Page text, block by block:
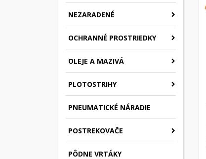
NEZARADENÉ
OCHRANNÉ PROSTRIEDKY
OLEJE A MAZIVÁ
PLOTOSTRIHY
PNEUMATICKÉ NÁRADIE
POSTREKOVAČE
PÔDNE VRTÁKY